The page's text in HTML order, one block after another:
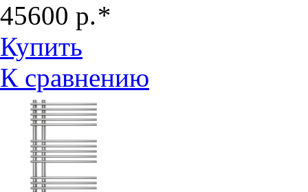
45600 р.*
Купить
К сравнению